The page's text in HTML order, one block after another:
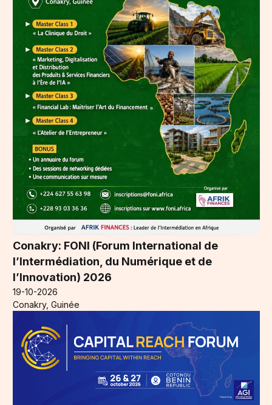
Conakry: FONI (Forum International de
l’Intermédiation, du Numérique et de
l’Innovation) 2026
19-10-2026
Conakry, Guinée